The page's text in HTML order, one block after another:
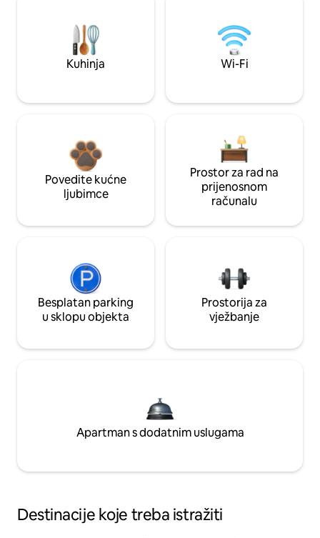
Kuhinja Wi-Fi
Povedite kućne
ljubimce
Prostor za rad na
prijenosnom
računalu
Besplatan parking
u sklopu objekta
Prostorija za
vježbanje
Apartman s dodatnim uslugama
Destinacije koje treba istražiti